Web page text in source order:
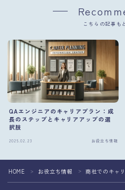
こちらの記事も
QAエンジニアのキャリアプラン：成
長のステップとキャリアアップの選
択肢
2025.02.23 お役立ち情報
HOME ＞ お役立ち情報 ＞ 商社でのキャ